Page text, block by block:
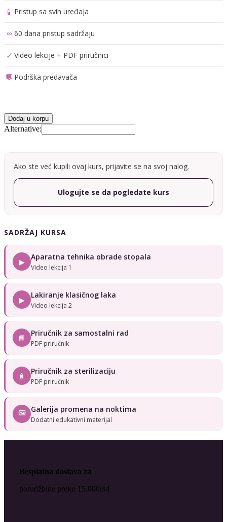
📱 Pristup sa svih uređaja
∞ 60 dana pristup sadržaju
✓ Video lekcije + PDF priručnici
💬 Podrška predavača
Dodaj u korpu
Alternative:
Ako ste već kupili ovaj kurs, prijavite se na svoj nalog.
Ulogujte se da pogledate kurs
SADRŽAJ KURSA
▶
Aparatna tehnika obrade stopala
Video lekcija 1
▶
Lakiranje klasičnog laka
Video lekcija 2
📘
Priručnik za samostalni rad
PDF priručnik
🧴
Priručnik za sterilizaciju
PDF priručnik
🖼 Galerija promena na noktima
Dodatni edukativni materijal
Besplatna dostava za
porudžbine preko 15.000rsd